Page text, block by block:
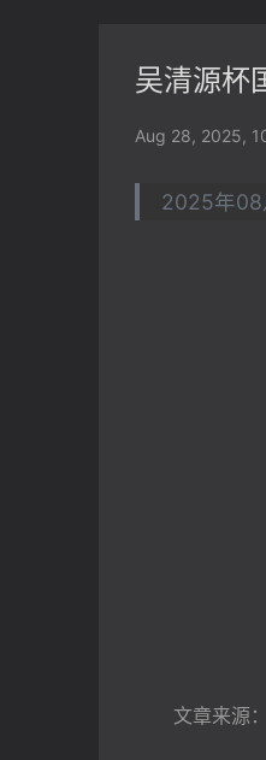
吴清源杯
Aug 28, 2025,
2025年08
文章来源：